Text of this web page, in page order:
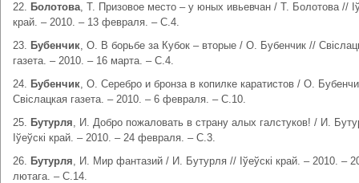
22. Болотова, Т. Призовое место – у юных ивьевчан / Т. Болотова //
край. – 2010. – 13 февраля. – С.4.
23. Бубенчик, О. В борьбе за Кубок – вторые / О. Бубенчик //
газета. – 2010. – 16 марта. – С.4.
24. Бубенчик, О. Серебро и бронза в копилке каратистов / О.
Свіслацкая газета. – 2010. – 6 февраля. – С.10.
25. Бутурля, И. Добро пожаловать в страну алых галстуков! / И.
Іўеўскі край. – 2010. – 24 февраля. – С.3.
26. Бутурля, И. Мир фантазий / И. Бутурля // Іўеўскі край. – 2010. –
лютага. – С.14.